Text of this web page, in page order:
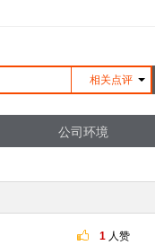
相关点评
公司环境
1 人赞